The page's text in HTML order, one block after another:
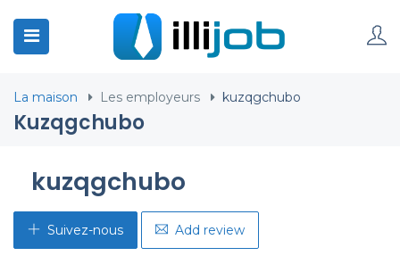
La maison Les employeurs kuzqgchubo
Kuzqgchubo
kuzqgchubo
Suivez-nous Add review